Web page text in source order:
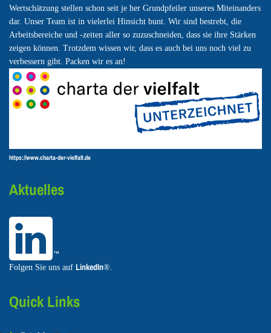
Wertschätzung stellen schon seit je her Grundpfeiler unseres Miteinanders
dar. Unser Team ist in vielerlei Hinsicht bunt. Wir sind bestrebt, die
Arbeitsbereiche und -zeiten aller so zuzuschneiden, dass sie ihre Stärken
zeigen können. Trotzdem wissen wir, dass es auch bei uns noch viel zu
verbessern gibt. Packen wir es an!
https://www.charta-der-vielfalt.de
Aktuelles
Folgen Sie uns auf LinkedIn®.
Quick Links